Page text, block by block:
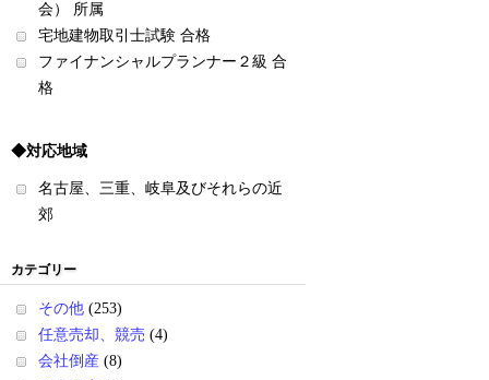
会） 所属
宅地建物取引士試験 合格
ファイナンシャルプランナー２級 合
格
◆対応地域
名古屋、三重、岐阜及びそれらの近
郊
カテゴリー
その他 (253)
任意売却、競売 (4)
会社倒産 (8)